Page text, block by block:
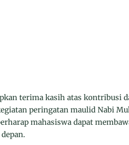
terima kasih atas kontribusi
peringatan maulid Nabi
mahasiswa dapat